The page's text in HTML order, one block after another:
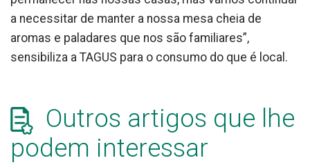
a necessitar de manter a nossa mesa cheia de
aromas e paladares que nos são familiares”,
sensibiliza a TAGUS para o consumo do que é local.
Outros artigos que lhe
podem interessar